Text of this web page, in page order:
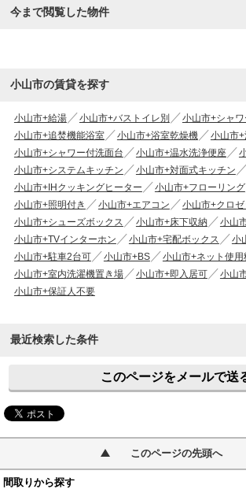
今まで閲覧した物件
小山市の賃貸を探す
小山市+給湯 小山市+バストイレ別
小山市+シャワ
小山市+追焚機能浴室
小山市+浴室乾燥機
小山市
小山市+シャワー付洗面台
小山市+温水洗浄便座
小山市+システムキッチン
小山市+対面式キッチン
小山市+IHクッキングヒーター
小山市+フローリング
小山市+照明付き
小山市+エアコン
小山市+クロゼ
小山市+シューズボックス
小山市+床下収納
小山
小山市+TVインターホン
小山市+宅配ボックス
小
小山市+駐車2台可
小山市+BS
小山市+ネット使用
小山市+室内洗濯機置き場
小山市+即入居可
小山
小山市+保証人不要
最近検索した条件
このページをメールで送
このページの先頭へ
間取りから探す